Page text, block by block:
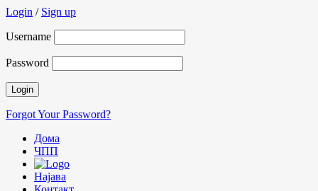
Login / Sign up
Username
Password
Forgot Your Password?
Дома
ЧПП
Најава